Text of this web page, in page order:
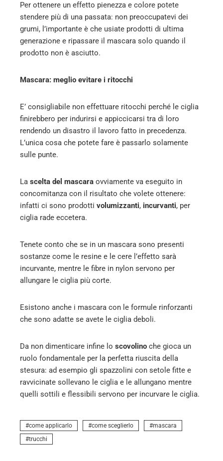
Per ottenere un effetto pienezza e colore potete
stendere più di una passata: non preoccupatevi dei
grumi, l’importante è che usiate prodotti di ultima
generazione e ripassare il mascara solo quando il
prodotto non è asciutto.
Mascara: meglio evitare i ritocchi
E’ consigliabile non effettuare ritocchi perché le ciglia
finirebbero per indurirsi e appiccicarsi tra di loro
rendendo un disastro il lavoro fatto in precedenza.
L’unica cosa che potete fare è passarlo solamente
sulle punte.
La scelta del mascara ovviamente va eseguito in
concomitanza con il risultato che volete ottenere:
infatti ci sono prodotti volumizzanti, incurvanti, per
ciglia rade eccetera.
Tenete conto che se in un mascara sono presenti
sostanze come le resine e le cere l’effetto sarà
incurvante, mentre le fibre in nylon servono per
allungare le ciglia più corte.
Esistono anche i mascara con le formule rinforzanti
che sono adatte se avete le ciglia deboli.
Da non dimenticare infine lo scovolino che gioca un
ruolo fondamentale per la perfetta riuscita della
stesura: ad esempio gli spazzolini con setole fitte e
ravvicinate sollevano le ciglia e le allungano mentre
quelli sottili e flessibili servono per incurvare le ciglia.
come applicarlo come sceglierlo
mascara
trucchi